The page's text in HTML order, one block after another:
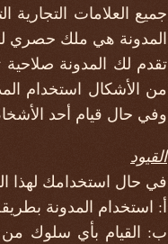
جميع العلامات
المدونة هي ملك حصري
تقدم لك المدونة
من الأشكال استخدام
وفي حال قيام أحد
القيود
في حال استخدامك لهذا
أ: استخدام المدونة
ب: القيام بأي سلوك من